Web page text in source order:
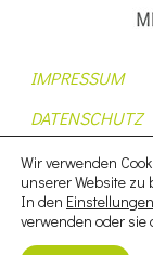
IMPRESSUM
DATENSCHUTZ
AGB
Wir verwenden
unserer Website zu
In den Einstellungen
verwenden oder sie